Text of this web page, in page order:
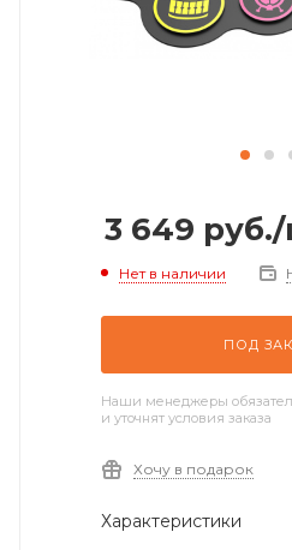
3 649 руб./
Нет в наличии
ПОД
Наши менеджеры
и уточнят условия заказа
Хочу в подарок
Характеристики